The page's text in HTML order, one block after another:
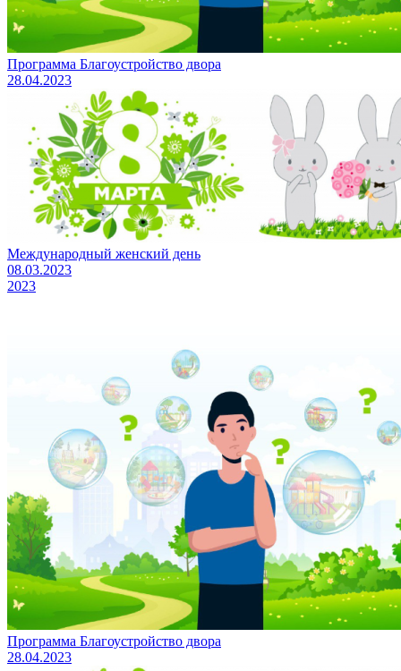
Программа Благоустройство двора
28.04.2023
Международный женский день
08.03.2023
2023
Программа Благоустройство двора
28.04.2023